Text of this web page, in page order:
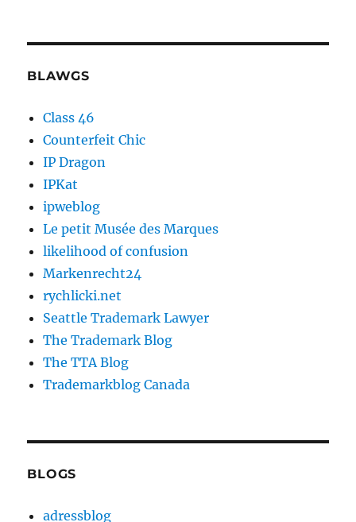
BLAWGS
Class 46
Counterfeit Chic
IP Dragon
IPKat
ipweblog
Le petit Musée des Marques
likelihood of confusion
Markenrecht24
rychlicki.net
Seattle Trademark Lawyer
The Trademark Blog
The TTA Blog
Trademarkblog Canada
BLOGS
adressblog